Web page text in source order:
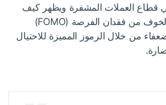
في قطاع العملات المشفرة ويظهر كيف
سيستفيد المحتالون من الخوف من فقدان الفرصة (FOMO)
من خلال الرموز المميزة للاحتيال